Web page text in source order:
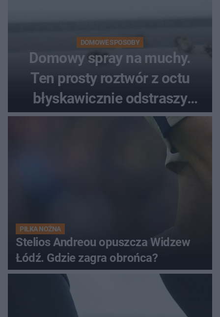
DOMOWE SPOSOBY
Domowy spray na muchy.
Ten prosty roztwór z octu
błyskawicznie odstraszy
uciążliwe owady
PIŁKA NOŻNA
Stelios Andreou opuszcza Widzew
Łódź. Gdzie zagra obrońca?